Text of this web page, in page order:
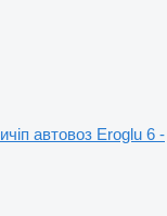
автовоз Eroglu 6 -